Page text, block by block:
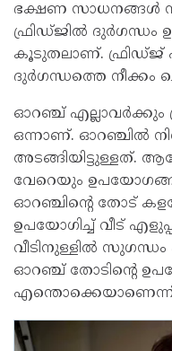
ഭക്ഷണ സാധനങ്ങൾ
ഫ്രിഡ്ജിൽ ദുർഗന്ധം
കൂടുതലാണ്. ഫ്രിഡ്ജ്
ദുർഗന്ധത്തെ നീക്കം
ഓറഞ്ച് എല്ലാവർക്കും
ഒന്നാണ്. ഓറഞ്ചിൽ
അടങ്ങിയിട്ടുള്ളത്.
വേറെയും
ഓറഞ്ചിന്റെ തോട്
ഉപയോഗിച്ച് വീട്
വീടിനുള്ളിൽ
ഓറഞ്ച് തോടിന്റെ
എന്തൊക്കെയാണെന്ന്